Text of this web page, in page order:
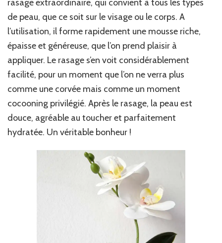
rasage extraordinaire, qui convient à tous les types
de peau, que ce soit sur le visage ou le corps. A
l’utilisation, il forme rapidement une mousse riche,
épaisse et généreuse, que l’on prend plaisir à
appliquer. Le rasage s’en voit considérablement
facilité, pour un moment que l’on ne verra plus
comme une corvée mais comme un moment
cocooning privilégié. Après le rasage, la peau est
douce, agréable au toucher et parfaitement
hydratée. Un véritable bonheur !